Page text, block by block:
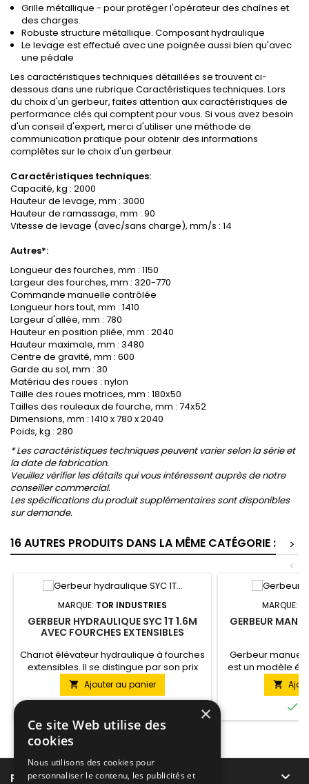
Grille métallique - pour protéger l'opérateur des chaînes et
des charges.
Robuste structure métallique. Composant hydraulique
Le levage est effectué avec une poignée aussi bien qu'avec
une pédale
Les caractéristiques techniques détaillées se trouvent ci-
dessous dans une rubrique Caractéristiques techniques. Lors
du choix d'un gerbeur, faites attention aux caractéristiques de
performance clés qui comptent pour vous. Si vous avez besoin
d'un conseil d'expert, merci d'utiliser une méthode de
communication pratique pour obtenir des informations
complètes sur le choix d'un gerbeur.
Caractéristiques techniques:
Capacité, kg : 2000
Hauteur de levage, mm : 3000
Hauteur de ramassage, mm : 90
Vitesse de levage (avec/sans charge), mm/s : 14
Autres*:
Longueur des fourches, mm : 1150
Largeur des fourches, mm : 320-770
Commande manuelle contrôlée
Longueur hors tout, mm : 1410
Largeur d'allée, mm : 780
Hauteur en position pliée, mm : 2040
Hauteur maximale, mm : 3480
Centre de gravité, mm : 600
Garde au sol, mm : 30
Matériau des roues : nylon
Taille des roues motrices, mm : 180х50
Tailles des rouleaux de fourche, mm : 74х52
Dimensions, mm : 1410 x 780 x 2040
Poids, kg : 280
* Les caractéristiques techniques peuvent varier selon la série et
la date de fabrication.
Veuillez vérifier les détails qui vous intéressent auprès de notre
conseiller commercial.
Les spécifications du produit supplémentaires sont disponibles
sur demande.
16 AUTRES PRODUITS DANS LA MÊME CATÉGORIE :
>
<
MARQUE: TOR INDUSTRIES
GERBEUR HYDRAULIQUE SYC 1T 1.6M
AVEC FOURCHES EXTENSIBLES
Chariot élévateur hydraulique à fourches
extensibles. Il se distingue par son prix
abordable. Recommandé pour une
utilisation dans les entrepôts à faible
charge s'effectue en ouvrant la vanne du
bloc hydraulique.
 Ajouter au panier
MARQUE:
GERBEUR
Gerbeur manuel
est un modèle
manuel avec
besoin pour
capacité de
500 kg à 1.5


PRODUITS 
×
Ce site Web utilise des
cookies
Nous utilisons des cookies pour
personnaliser le contenu, les publicités et